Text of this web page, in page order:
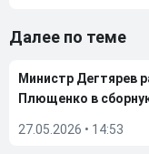
Далее по теме
Министр Дегтярев
Плющенко в
27.05.2026 • 14:53